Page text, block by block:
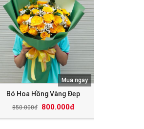
Bó Hoa Hồng Vàng Đẹp
850.000đ 800.000đ
Mua ngay